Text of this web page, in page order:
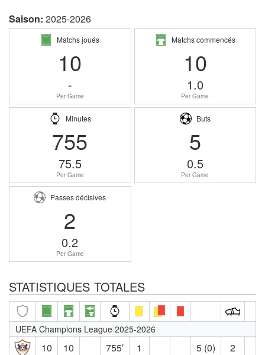
Saison: 2025-2026
Matchs joués
10
-
Per Game
Matchs commencés
10
1.0
Per Game
Minutes
755
75.5
Per Game
Buts
5
0.5
Per Game
Passes décisives
2
0.2
Per Game
STATISTIQUES TOTALES
UEFA Champions League 2025-2026
10 10 755′ 1 5 (0) 2